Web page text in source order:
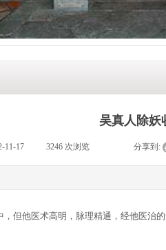
吴真人除妖
11-17 3246 次浏览 分享到:
，但他医术高明，脉理精通，经他医治